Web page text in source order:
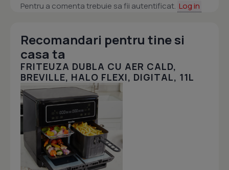
Pentru a comenta trebuie sa fii autentificat. Log in
Recomandari pentru tine si
casa ta
FRITEUZA DUBLA CU AER CALD,
BREVILLE, HALO FLEXI, DIGITAL, 11L